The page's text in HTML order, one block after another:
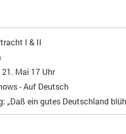
I & II
Mai 17 Uhr
- Auf Deutsch
„Daß ein gutes Deutschland